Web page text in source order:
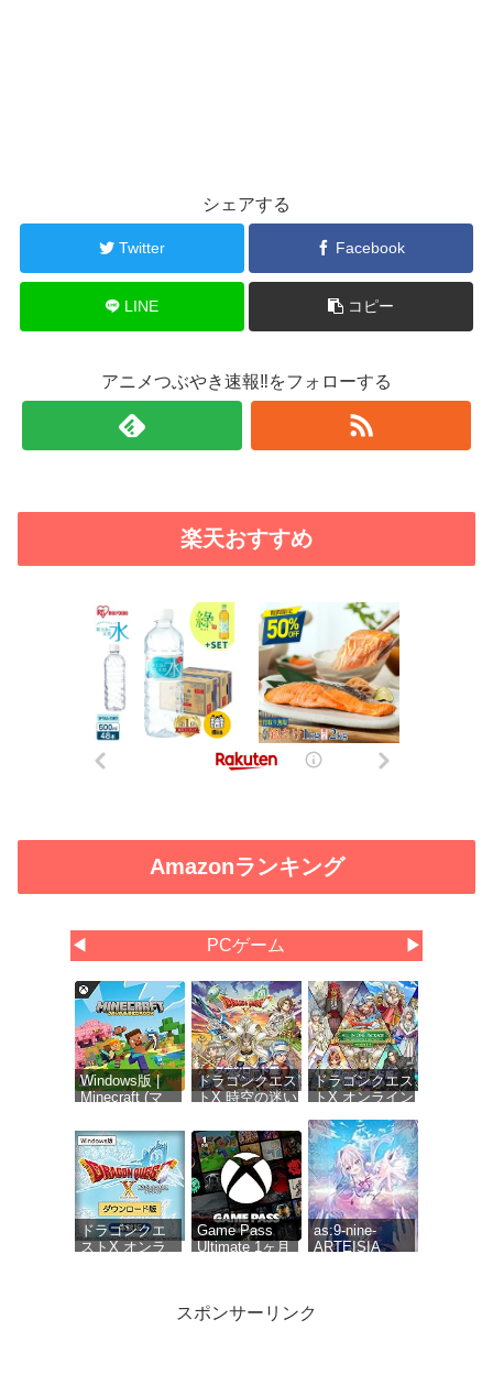
シェアする
Twitter Facebook
LINE コピー
アニメつぶやき速報‼をフォローする
楽天おすすめ
Amazonランキング
◀ PCゲーム ▶
Windows版 |
Minecraft (マ
Java &
Bedrock
Edition | オン
ラインコード
版
ドラゴンクエス
トX 時空の迷い
イン
【Amazon.co.jp
限定】お役立ち
アイテムセット
配信 |ダウンロ
ード版
ドラゴンクエス
トX オンライン
パッケージ
version 1-
8【Amazon.co.jp
限定】お役立ち
アイテムセット
【購入特典】ゲ
ーム内アイテム
「黄金の花びら
ドラゴンクエ
ストX オンラ
Game Pass
Ultimate 1ヶ月
Devices, Xbox
as:9-nine-
ARTEISIA
スポンサーリンク